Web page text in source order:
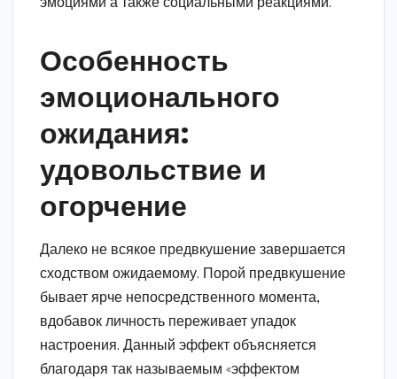
Особенность
эмоционального
ожидания:
удовольствие и
огорчение
Далеко не всякое предвкушение завершается
сходством ожидаемому. Порой предвкушение
бывает ярче непосредственного момента,
вдобавок личность переживает упадок
настроения. Данный эффект объясняется
благодаря так называемым «эффектом